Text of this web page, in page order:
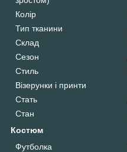
Колір
Тип тканини
Склад
Сезон
Стиль
Візерунки і принти
Стать
Стан
Костюм
Футболка